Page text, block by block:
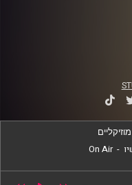
-
On Air